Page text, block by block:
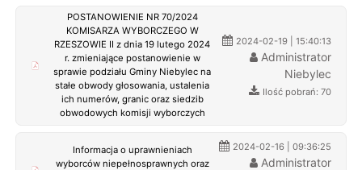
POSTANOWIENIE NR 70/2024
KOMISARZA WYBORCZEGO W
RZESZOWIE II z dnia 19 lutego 2024
r. zmieniające postanowienie w
sprawie podziału Gminy Niebylec na
stałe obwody głosowania, ustalenia
ich numerów, granic oraz siedzib
obwodowych komisji wyborczych
2024-02-19 | 15:40:13
Administrator
Niebylec
Ilość pobrań: 70
Informacja o uprawnieniach
wyborców niepełnosprawnych oraz
2024-02-16 | 09:36:25
Administrator